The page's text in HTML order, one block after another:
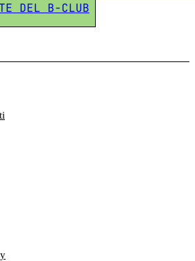
DEL B-CLUB